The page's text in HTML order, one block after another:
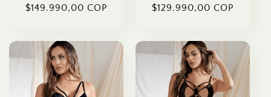
Regular
$149.990,00 COP
Regular
$129.990,00 COP